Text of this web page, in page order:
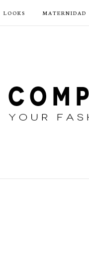
LOOKS MATERNIDAD